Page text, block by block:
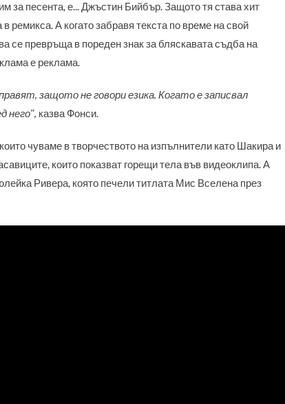
за песента, е... Джъстин Бийбър. Защото тя става хит
ремикса. А когато забравя текста по време на свой
се превръща в пореден знак за бляскавата съдба на
е реклама.
защото не говори езика. Когато е записвал
него", казва Фонси.
чуваме в творчеството на изпълнители като Шакира и
които показват горещи тела във видеоклипа. А
Ривера, която печели титлата Мис Вселена през